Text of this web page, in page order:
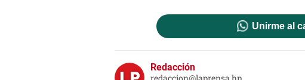
Unirme al
Redacción